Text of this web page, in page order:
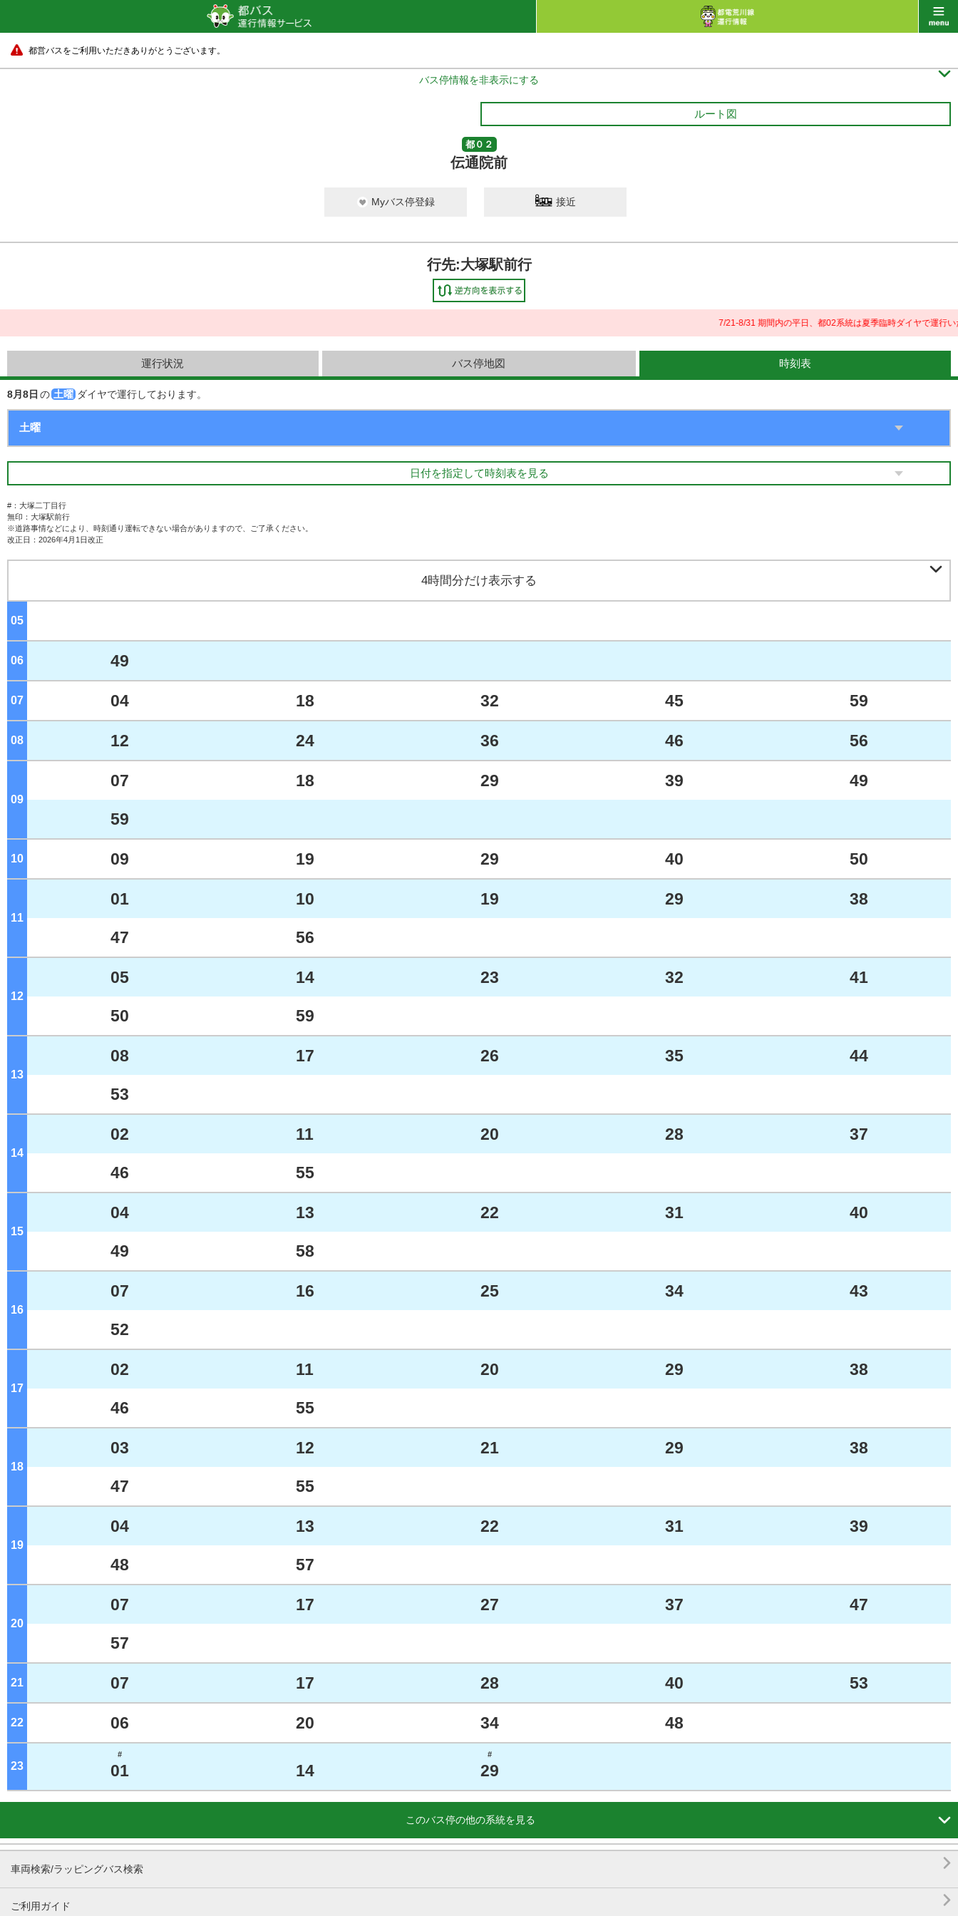
都営バスをご利用いただきありがとうございます。
バス停情報を非表示にする 
ルート図
都０２
伝通院前
Myバス停登録 接近
行先:大塚駅前行
7/21-8/31 期間内の平日、都02系統は夏季臨時ダイヤで運行いたし
運行状況 バス停地図 時刻表
8月8日 の 土曜 ダイヤで運行しております。
日付を指定して時刻表を見る
#：大塚二丁目行
無印：大塚駅前行
※道路事情などにより、時刻通り運転できない場合がありますので、ご了承ください。
改正日：2026年4月1日改正
4時間分だけ表示する 
05
06 49
07 04 18 32 45 59
08 12 24 36 46 56
09 ジ
07 18 29 39 49
59
10 09 19 29 40 50
11 ジ
01 10 19 29 38
47 56
12 ジ
05 14 23 32 41
50 59
13 ジ
08 17 26 35 44
53
14 ジ
02 11 20 28 37
46 55
15 ジ
04 13 22 31 40
49 58
16 ジ
07 16 25 34 43
52
17 ジ
02 11 20 29 38
46 55
18 ジ
03 12 21 29 38
47 55
19 ジ
04 13 22 31 39
48 57
20 ジ
07 17 27 37 47
57
21 07 17 28 40 53
22 06 20 34 48
23
#
01 14
#
29
このバス停の他の系統を見る 
車両検索/ラッピングバス検索 
ご利用ガイド 